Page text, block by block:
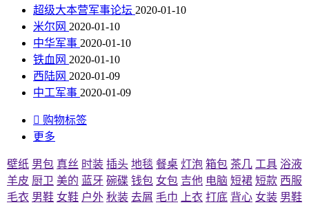
超级大本营军事论坛 2020-01-10
米尔网 2020-01-10
中华军事 2020-01-10
铁血网 2020-01-10
西陆网 2020-01-09
中工军事 2020-01-09
 购物标签
更多
壁纸 男包 真丝 时装 插头 地毯 餐桌 灯泡 箱包 茶几 工具 浴液
羊皮 厨卫 美的 蓝牙 碗碟 钱包 女包 吉他 电脑 短裙 短款 西服
毛衣 男鞋 女鞋 户外 秋装 去屑 毛巾 上衣 打底 背心 女装 男鞋